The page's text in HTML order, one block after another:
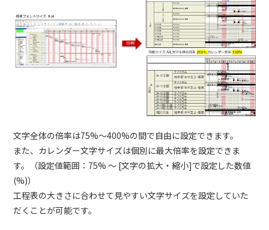
文字全体の倍率は75%～400%の間で自由に設定できます。
また、カレンダー文字サイズは個別に最大倍率を設定できま
す。（設定値範囲：75% ～ [文字の拡大・縮小]で設定した数値
(%)）
工程表の大きさに合わせて見やすい文字サイズを設定していた
だくことが可能です。